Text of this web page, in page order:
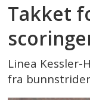
Takket
Linea Kessler-
fra